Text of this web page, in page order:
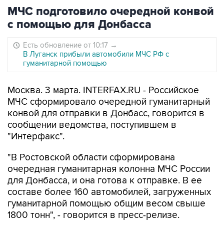
МЧС подготовило очередной конвой
с помощью для Донбасса
Есть обновление от 10:17 →
В Луганск прибыли автомобили МЧС РФ с
гуманитарной помощью
Москва. 3 марта. INTERFAX.RU - Российское
МЧС сформировало очередной гуманитарный
конвой для отправки в Донбасс, говорится в
сообщении ведомства, поступившем в
"Интерфакс".
"В Ростовской области сформирована
очередная гуманитарная колонна МЧС России
для Донбасса, и она готова к отправке. В ее
составе более 160 автомобилей, загруженных
гуманитарной помощью общим весом свыше
1800 тонн", - говорится в пресс-релизе.